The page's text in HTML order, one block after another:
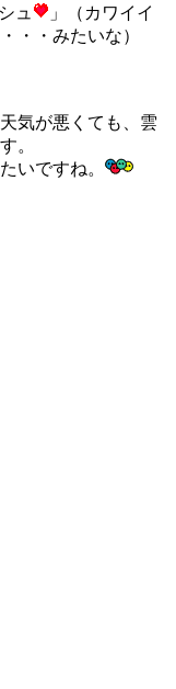
ュ
」（カワイイ
・・みたいな）
気が悪くても、雲
。
いですね。